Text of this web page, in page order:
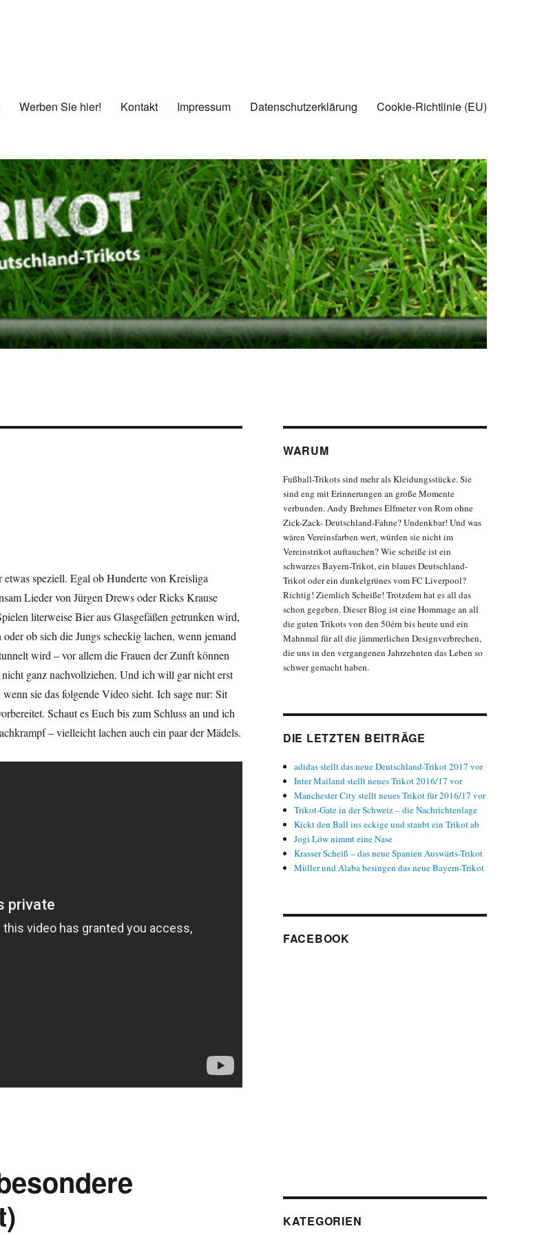
Werben Sie hier! Kontakt Impressum Datenschutzerklärung Cookie-Richtlinie (EU)
speziell. Egal ob Hunderte von Kreisliga
Lieder von Jürgen Drews oder Ricks Krause
literweise Bier aus Glasgefäßen getrunken wird,
ob sich die Jungs scheckig lachen, wenn jemand
wird – vor allem die Frauen der Zunft können
ganz nachvollziehen. Und ich will gar nicht erst
sie das folgende Video sieht. Ich sage nur: Sit
Schaut es Euch bis zum Schluss an und ich
– vielleicht lachen auch ein paar der Mädels.
WARUM
Fußball-Trikots sind mehr als Kleidungsstücke. Sie
sind eng mit Erinnerungen an große Momente
verbunden. Andy Brehmes Elfmeter von Rom ohne
Zick-Zack- Deutschland-Fahne? Undenkbar! Und was
wären Vereinsfarben wert, würden sie nicht im
Vereinstrikot auftauchen? Wie scheiße ist ein
schwarzes Bayern-Trikot, ein blaues Deutschland-
Trikot oder ein dunkelgrünes vom FC Liverpool?
Richtig! Ziemlich Scheiße! Trotzdem hat es all das
schon gegeben. Dieser Blog ist eine Hommage an all
die guten Trikots von den 50érn bis heute und ein
Mahnmal für all die jämmerlichen Designverbrechen,
die uns in den vergangenen Jahrzehnten das Leben so
schwer gemacht haben.
DIE LETZTEN BEITRÄGE
adidas stellt das neue Deutschland-Trikot 2017 vor
Inter Mailand stellt neues Trikot 2016/17 vor
Manchester City stellt neues Trikot für 2016/17 vor
Trikot-Gate in der Schweiz – die Nachrichtenlage
Kickt den Ball ins eckige und staubt ein Trikot ab
Jogi Löw nimmt eine Nase
Krasser Scheiß – das neue Spanien Auswärts-Trikot
Müller und Alaba besingen das neue Bayern-Trikot
FACEBOOK
KATEGORIEN